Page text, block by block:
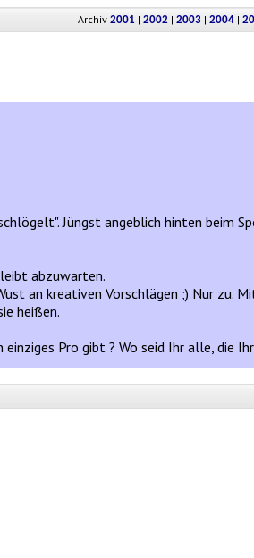
Archiv 2001 | 2002 | 2003 | 2004 |
Jüngst angeblich hinten beim
abzuwarten.
an kreativen Vorschlägen ;) Nur zu.
heißen.
Pro gibt ? Wo seid Ihr alle, die